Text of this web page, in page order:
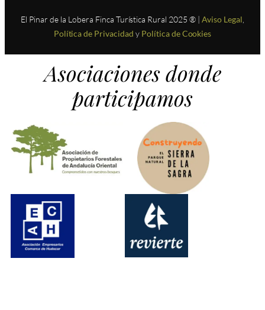
El Pinar de la Lobera Finca Turística Rural 2025 ® | Aviso Legal
Política de Privacidad y Política de Cookies
Asociaciones donde
participamos